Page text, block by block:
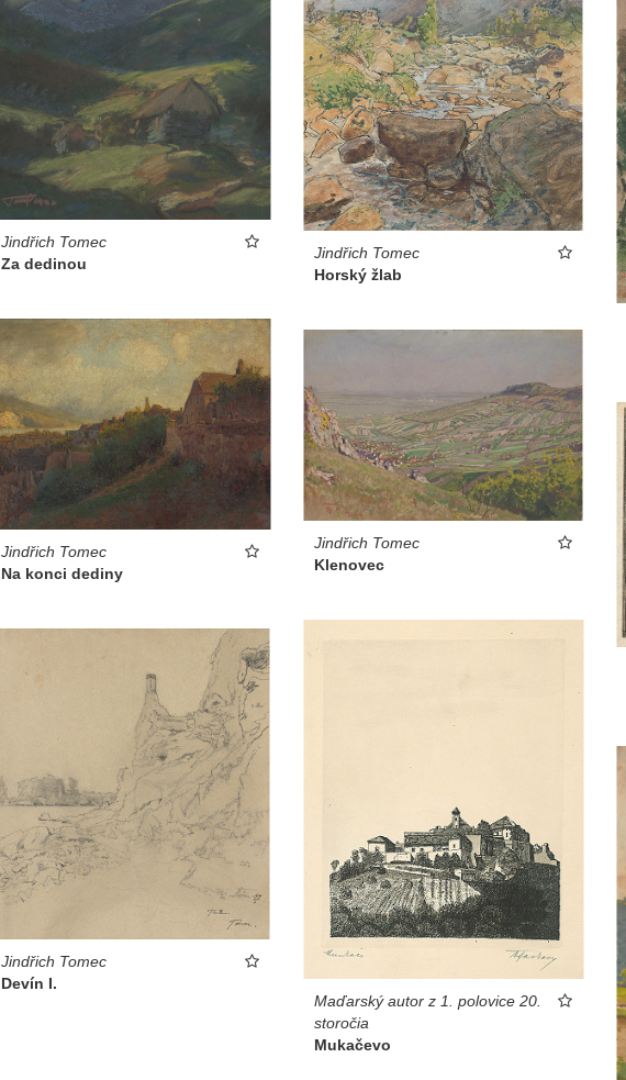
Jindřich Tomec
Za dedinou
Jindřich Tomec
Horský žlab
Jindřich Tomec
Na konci dediny
Jindřich Tomec
Klenovec
Maďarský autor z 1. polovice 20.
storočia
Mukačevo
Jindřich Tomec
Devín I.